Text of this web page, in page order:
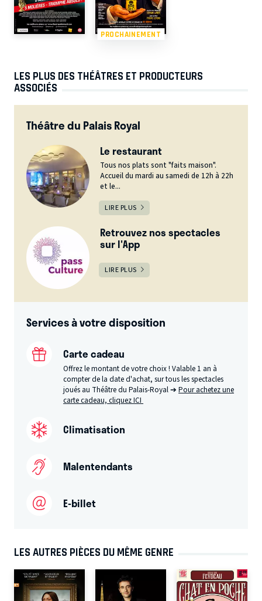
PROCHAINEMENT
LES PLUS DES THÉÂTRES ET PRODUCTEURS
ASSOCIÉS
Théâtre du Palais Royal
Le restaurant
Tous nos plats sont "faits maison".
Accueil du mardi au samedi de 12h à 22h
et le...
LIRE PLUS
Retrouvez nos spectacles
sur l'App
LIRE PLUS
Services à votre disposition
Carte cadeau
Offrez le montant de votre choix ! Valable 1 an à
compter de la date d'achat, sur tous les spectacles
joués au Théâtre du Palais-Royal ➔Pour achetez une
carte cadeau, cliquez ICI
Climatisation
Malentendants
E-billet
LES AUTRES PIÈCES DU MÊME GENRE